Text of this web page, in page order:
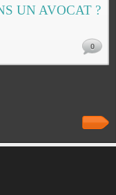
UN AVOCAT ?
0